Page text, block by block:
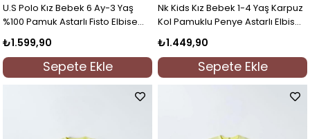
U.S Polo Kız Bebek 6 Ay-3 Yaş
%100 Pamuk Astarlı Fisto Elbise
Beyaz
₺1.599,90
Sepete Ekle
Nk Kids Kız Bebek 1-4 Yaş Karpuz
Kol Pamuklu Penye Astarlı Elbise
Pembe
₺1.449,90
Sepete Ekle